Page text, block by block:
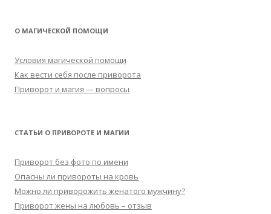
О МАГИЧЕСКОЙ ПОМОЩИ
Условия магической помощи
Как вести себя после приворота
Приворот и магия — вопросы
СТАТЬИ О ПРИВОРОТЕ И МАГИИ
Приворот без фото по имени
Опасны ли привороты на кровь
Можно ли приворожить женатого мужчину?
Приворот жены на любовь – отзыв